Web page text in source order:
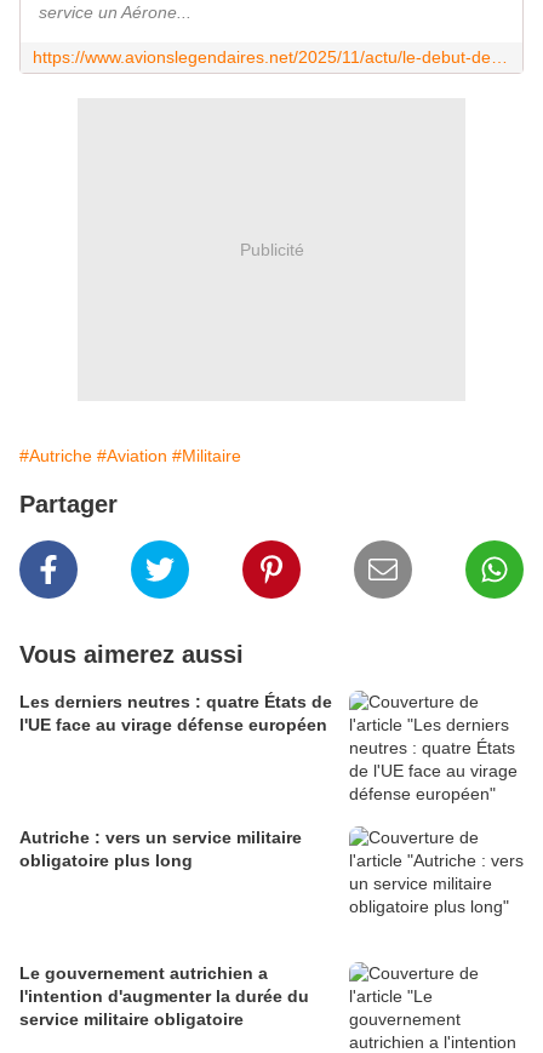
service un Aérone...
Publicité
#Autriche #Aviation #Militaire
Partager
Vous aimerez aussi
Les derniers neutres : quatre États de
l'UE face au virage défense européen
Autriche : vers un service militaire
obligatoire plus long
Le gouvernement autrichien a
l'intention d'augmenter la durée du
service militaire obligatoire